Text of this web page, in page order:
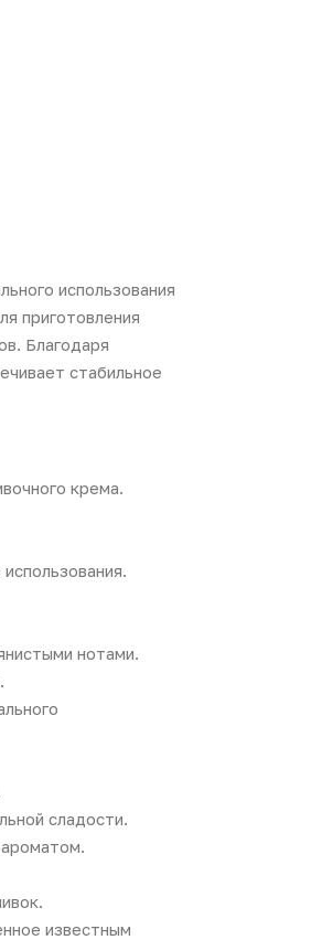
использования
приготовления
Благодаря
стабильное
крема.
нотами.
сладости.
известным